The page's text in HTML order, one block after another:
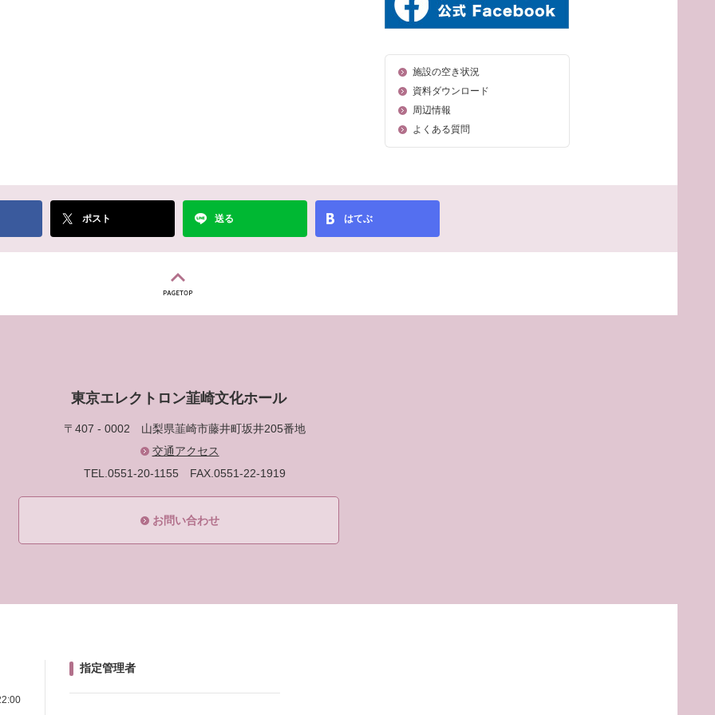
施設の空き状況
資料ダウンロード
周辺情報
よくある質問
ポスト 送る はてぶ
東京エレクトロン韮崎文化ホール
〒407 - 0002 山梨県韮崎市藤井町坂井205番地
交通アクセス
TEL.0551-20-1155 FAX.0551-22-1919
お問い合わせ
指定管理者